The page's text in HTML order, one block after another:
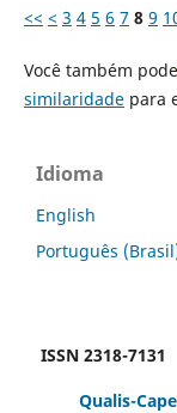
<< < 3 4 5 6 7 8 9
Você também pode
similaridadepara
Idioma
English
Português
ISSN 2318-7131
Qualis-